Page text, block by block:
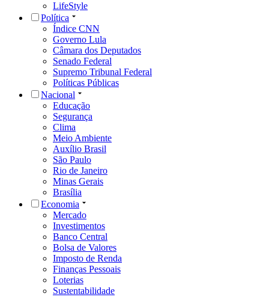
LifeStyle
Política
Índice CNN
Governo Lula
Câmara dos Deputados
Senado Federal
Supremo Tribunal Federal
Políticas Públicas
Nacional
Educação
Segurança
Clima
Meio Ambiente
Auxílio Brasil
São Paulo
Rio de Janeiro
Minas Gerais
Brasília
Economia
Mercado
Investimentos
Banco Central
Bolsa de Valores
Imposto de Renda
Finanças Pessoais
Loterias
Sustentabilidade